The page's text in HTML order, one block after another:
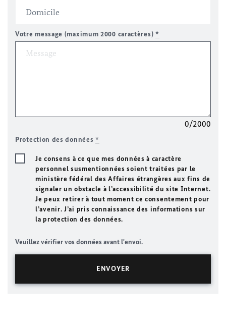
Votre message (maximum 2000 caractères) *
0/2000
Protection des données*
Je consens à ce que mes données à caractère
personnel susmentionnées soient traitées par le
ministère fédéral des Affaires étrangères aux fins de
signaler un obstacle à l’accessibilité du site Internet.
Je peux retirer à tout moment ce consentement pour
l’avenir. J’ai pris connaissance des informations sur
la protection des données.
Veuillez vérifier vos données avant l'envoi.